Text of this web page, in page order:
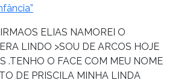
ELIAS NAMOREI O
LINDO >SOU DE ARCOS HOJE
.TENHO O FACE COM MEU NOME
DE PRISCILA MINHA LINDA